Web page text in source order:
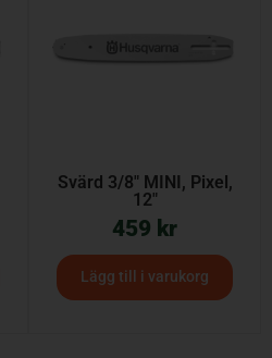
Svärd 3/8″ MINI, Pixel,
12″
459 kr
Lägg till i varukorg